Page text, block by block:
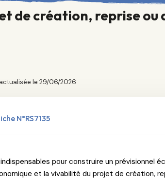
de création, reprise
le 29/06/2026
N°RS7135
pour construire un prévisionnel
et la vivabilité du projet de création,